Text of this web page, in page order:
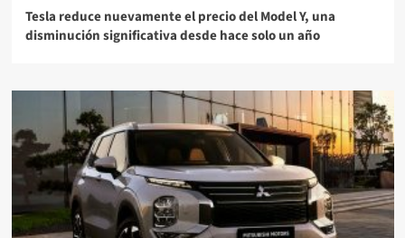
Tesla reduce nuevamente el precio del Model Y, una
disminución significativa desde hace solo un año